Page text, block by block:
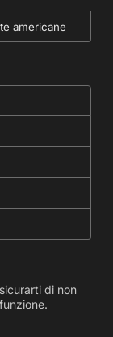
americane
di non